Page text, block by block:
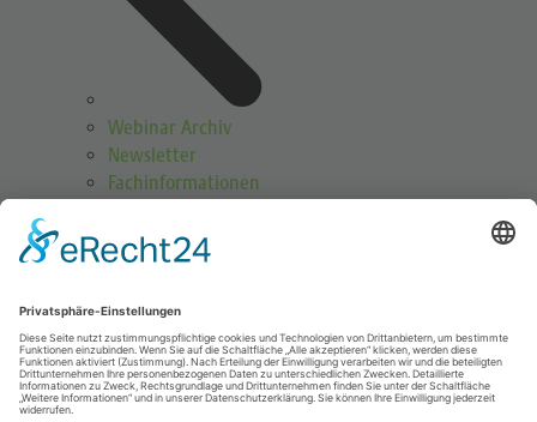
Webinar Archiv
Newsletter
Fachinformationen
Sport mit Endoprothese
SOT – Editor’s Choice
GOTS Shoulder Guard
Schulterübungen
Höhenmedizin
Podcasts